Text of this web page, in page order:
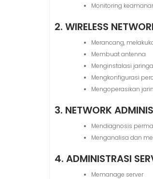
Monitoring
2. WIRELESS
Merancang,
Membuat antenna
Menginstalasi
Mengkonfigurasi
Mengoperasikan
3. NETWORK
Mendiagnosis
Menganalisa dan
4. ADMINISTRASI
Memanage server